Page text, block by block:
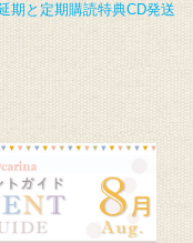
期と定期購読特典CD発送